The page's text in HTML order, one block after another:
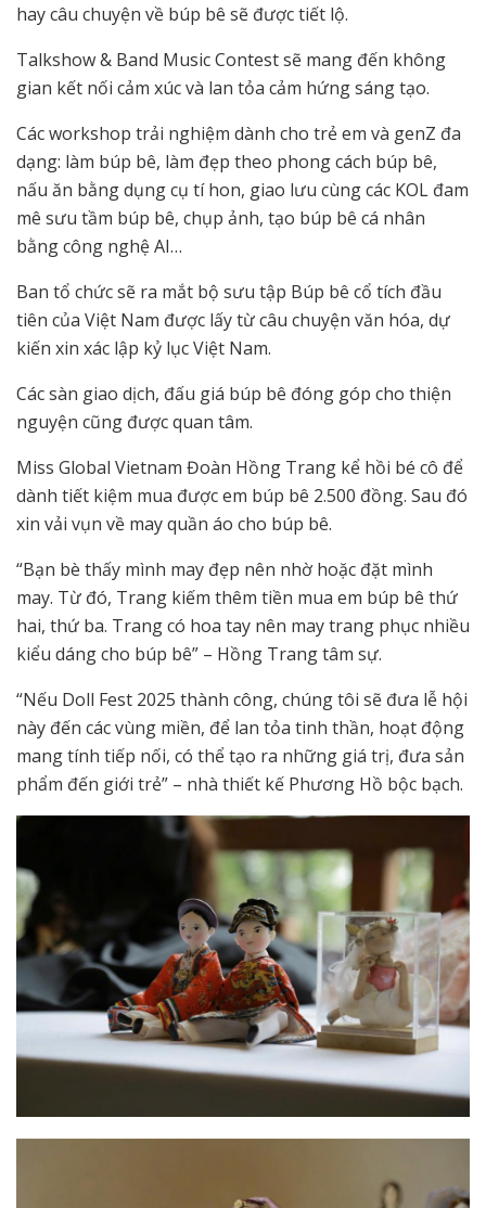
hay câu chuyện về búp bê sẽ được tiết lộ.
Talkshow & Band Music Contest sẽ mang đến không
gian kết nối cảm xúc và lan tỏa cảm hứng sáng tạo.
Các workshop trải nghiệm dành cho trẻ em và genZ đa
dạng: làm búp bê, làm đẹp theo phong cách búp bê,
nấu ăn bằng dụng cụ tí hon, giao lưu cùng các KOL đam
mê sưu tầm búp bê, chụp ảnh, tạo búp bê cá nhân
bằng công nghệ AI…
Ban tổ chức sẽ ra mắt bộ sưu tập Búp bê cổ tích đầu
tiên của Việt Nam được lấy từ câu chuyện văn hóa, dự
kiến xin xác lập kỷ lục Việt Nam.
Các sàn giao dịch, đấu giá búp bê đóng góp cho thiện
nguyện cũng được quan tâm.
Miss Global Vietnam Đoàn Hồng Trang kể hồi bé cô để
dành tiết kiệm mua được em búp bê 2.500 đồng. Sau đó
xin vải vụn về may quần áo cho búp bê.
“Bạn bè thấy mình may đẹp nên nhờ hoặc đặt mình
may. Từ đó, Trang kiếm thêm tiền mua em búp bê thứ
hai, thứ ba. Trang có hoa tay nên may trang phục nhiều
kiểu dáng cho búp bê” – Hồng Trang tâm sự.
“Nếu Doll Fest 2025 thành công, chúng tôi sẽ đưa lễ hội
này đến cácvùng miền, để lan tỏa tinh thần, hoạt động
mang tính tiếp nối, có thể tạo ra những giá trị, đưa sản
phẩm đến giới trẻ” – nhà thiết kế Phương Hồ bộc bạch.